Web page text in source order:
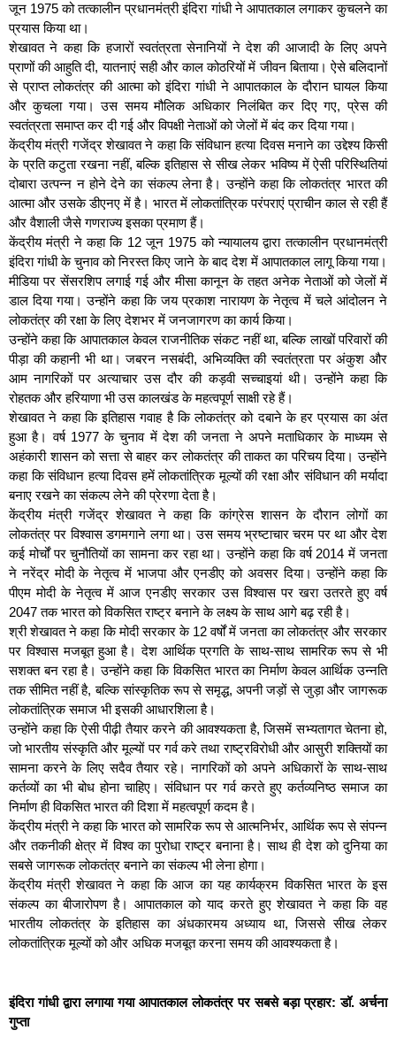
जून 1975 को तत्कालीन प्रधानमंत्री इंदिरा गांधी ने आपातकाल लगाकर कुचलने का
प्रयास किया था।
शेखावत ने कहा कि हजारों स्वतंत्रता सेनानियों ने देश की आजादी के लिए अपने
प्राणों की आहुति दी, यातनाएं सही और काल कोठरियों में जीवन बिताया। ऐसे बलिदानों
से प्राप्त लोकतंत्र की आत्मा को इंदिरा गांधी ने आपातकाल के दौरान घायल किया
और कुचला गया। उस समय मौलिक अधिकार निलंबित कर दिए गए, प्रेस की
स्वतंत्रता समाप्त कर दी गई और विपक्षी नेताओं को जेलों में बंद कर दिया गया।
केंद्रीय मंत्री गजेंद्र शेखावत ने कहा कि संविधान हत्या दिवस मनाने का उद्देश्य किसी
के प्रति कटुता रखना नहीं, बल्कि इतिहास से सीख लेकर भविष्य में ऐसी परिस्थितियां
दोबारा उत्पन्न न होने देने का संकल्प लेना है। उन्होंने कहा कि लोकतंत्र भारत की
आत्मा और उसके डीएनए में है। भारत में लोकतांत्रिक परंपराएं प्राचीन काल से रही हैं
और वैशाली जैसे गणराज्य इसका प्रमाण हैं।
केंद्रीय मंत्री ने कहा कि 12 जून 1975 को न्यायालय द्वारा तत्कालीन प्रधानमंत्री
इंदिरा गांधी के चुनाव को निरस्त किए जाने के बाद देश में आपातकाल लागू किया गया।
मीडिया पर सेंसरशिप लगाई गई और मीसा कानून के तहत अनेक नेताओं को जेलों में
डाल दिया गया। उन्होंने कहा कि जय प्रकाश नारायण के नेतृत्व में चले आंदोलन ने
लोकतंत्र की रक्षा के लिए देशभर में जनजागरण का कार्य किया।
उन्होंने कहा कि आपातकाल केवल राजनीतिक संकट नहीं था, बल्कि लाखों परिवारों की
पीड़ा की कहानी भी था। जबरन नसबंदी, अभिव्यक्ति की स्वतंत्रता पर अंकुश और
आम नागरिकों पर अत्याचार उस दौर की कड़वी सच्चाइयां थी। उन्होंने कहा कि
रोहतक और हरियाणा भी उस कालखंड के महत्वपूर्ण साक्षी रहे हैं।
शेखावत ने कहा कि इतिहास गवाह है कि लोकतंत्र को दबाने के हर प्रयास का अंत
हुआ है। वर्ष 1977 के चुनाव में देश की जनता ने अपने मताधिकार के माध्यम से
अहंकारी शासन को सत्ता से बाहर कर लोकतंत्र की ताकत का परिचय दिया। उन्होंने
कहा कि संविधान हत्या दिवस हमें लोकतांत्रिक मूल्यों की रक्षा और संविधान की मर्यादा
बनाए रखने का संकल्प लेने की प्रेरणा देता है।
केंद्रीय मंत्री गजेंद्र शेखावत ने कहा कि कांग्रेस शासन के दौरान लोगों का
लोकतंत्र पर विश्वास डगमगाने लगा था। उस समय भ्रष्टाचार चरम पर था और देश
कई मोर्चों पर चुनौतियों का सामना कर रहा था। उन्होंने कहा कि वर्ष 2014 में जनता
ने नरेंद्र मोदी के नेतृत्व में भाजपा और एनडीए को अवसर दिया। उन्होंने कहा कि
पीएम मोदी के नेतृत्व में आज एनडीए सरकार उस विश्वास पर खरा उतरते हुए वर्ष
2047 तक भारत को विकसित राष्ट्र बनाने के लक्ष्य के साथ आगे बढ़ रही है।
श्री शेखावत ने कहा कि मोदी सरकार के 12 वर्षों में जनता का लोकतंत्र और सरकार
पर विश्वास मजबूत हुआ है। देश आर्थिक प्रगति के साथ-साथ सामरिक रूप से भी
सशक्त बन रहा है। उन्होंने कहा कि विकसित भारत का निर्माण केवल आर्थिक उन्नति
तक सीमित नहीं है, बल्कि सांस्कृतिक रूप से समृद्ध, अपनी जड़ों से जुड़ा और जागरूक
लोकतांत्रिक समाज भी इसकी आधारशिला है।
उन्होंने कहा कि ऐसी पीढ़ी तैयार करने की आवश्यकता है, जिसमें सभ्यतागत चेतना हो,
जो भारतीय संस्कृति और मूल्यों पर गर्व करे तथा राष्ट्रविरोधी और आसुरी शक्तियों का
सामना करने के लिए सदैव तैयार रहे। नागरिकों को अपने अधिकारों के साथ-साथ
कर्तव्यों का भी बोध होना चाहिए। संविधान पर गर्व करते हुए कर्तव्यनिष्ठ समाज का
निर्माण ही विकसित भारत की दिशा में महत्वपूर्ण कदम है।
केंद्रीय मंत्री ने कहा कि भारत को सामरिक रूप से आत्मनिर्भर, आर्थिक रूप से संपन्न
और तकनीकी क्षेत्र में विश्व का पुरोधा राष्ट्र बनाना है। साथ ही देश को दुनिया का
सबसे जागरूक लोकतंत्र बनाने का संकल्प भी लेना होगा।
केंद्रीय मंत्री शेखावत ने कहा कि आज का यह कार्यक्रम विकसित भारत के इस
संकल्प का बीजारोपण है। आपातकाल को याद करते हुए शेखावत ने कहा कि वह
भारतीय लोकतंत्र के इतिहास का अंधकारमय अध्याय था, जिससे सीख लेकर
लोकतांत्रिक मूल्यों को और अधिक मजबूत करना समय की आवश्यकता है।
इंदिरा गांधी द्वारा लगाया गया आपातकाल लोकतंत्र पर सबसे बड़ा प्रहार: डॉ. अर्चना
गुप्ता